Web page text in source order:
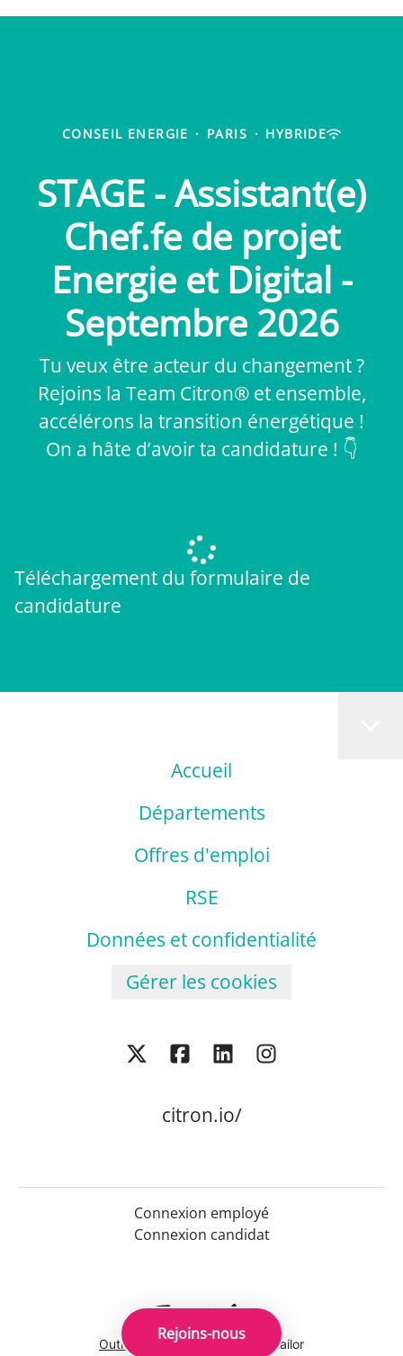
Rejoins-nous
CONSEIL ENERGIE · PARIS · HYBRIDE
STAGE - Assistant(e)
Chef.fe de projet
Energie et Digital -
Septembre 2026
Tu veux être acteur du changement ?
Rejoins la Team Citron® et ensemble,
accélérons la transition énergétique !
On a hâte d’avoir ta candidature ! 👇
Téléchargement du formulaire de
candidature
Accueil
Départements
Offres d'emploi
RSE
Données et confidentialité
Gérer les cookies
citron.io/
Connexion employé
Connexion candidat
Outil de recrutementde Teamtailor